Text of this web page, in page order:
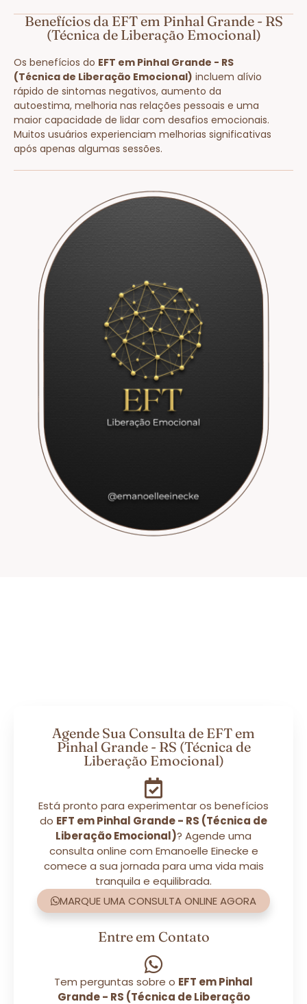
Benefícios da EFT em Pinhal Grande - RS
(Técnica de Liberação Emocional)
Os benefícios do EFT em Pinhal Grande - RS
(Técnica de Liberação Emocional) incluem alívio
rápido de sintomas negativos, aumento da
autoestima, melhoria nas relações pessoais e uma
maior capacidade de lidar com desafios emocionais.
Muitos usuários experienciam melhorias significativas
após apenas algumas sessões.
Agende Sua Consulta de EFT em
Pinhal Grande - RS (Técnica de
Liberação Emocional)
Está pronto para experimentar os benefícios
do EFT em Pinhal Grande - RS (Técnica de
Liberação Emocional)? Agende uma
consulta online com Emanoelle Einecke e
comece a sua jornada para uma vida mais
tranquila e equilibrada.
MARQUE UMA CONSULTA ONLINE AGORA
Entre em Contato
Tem perguntas sobre o EFT em Pinhal
Grande - RS (Técnica de Liberação